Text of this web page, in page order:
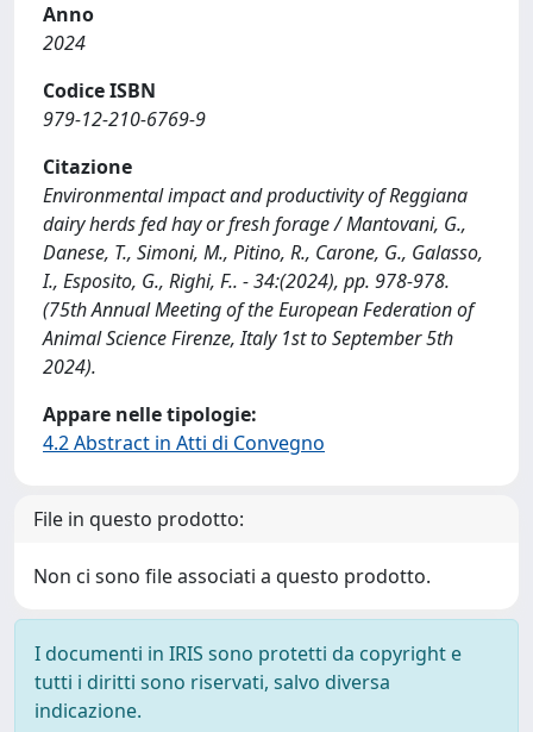
Anno
2024
Codice ISBN
979-12-210-6769-9
Citazione
Environmental impact and productivity of Reggiana
dairy herds fed hay or fresh forage / Mantovani, G.,
Danese, T., Simoni, M., Pitino, R., Carone, G., Galasso,
I., Esposito, G., Righi, F.. - 34:(2024), pp. 978-978.
(75th Annual Meeting of the European Federation of
Animal Science Firenze, Italy 1st to September 5th
2024).
Appare nelle tipologie:
4.2 Abstract in Atti di Convegno
File in questo prodotto:
Non ci sono file associati a questo prodotto.
I documenti in IRIS sono protetti da copyright e
tutti i diritti sono riservati, salvo diversa
indicazione.